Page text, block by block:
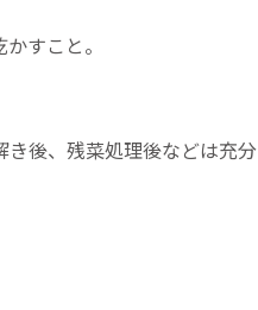
すこと。
後、残菜処理後などは充分